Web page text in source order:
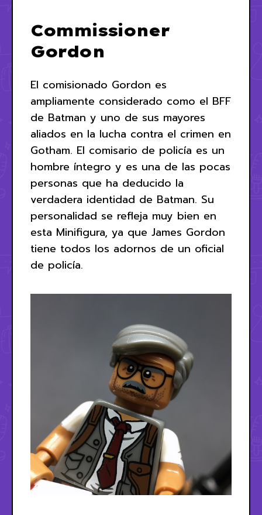
Commissioner
Gordon
El comisionado Gordon es
ampliamente considerado como el BFF
de Batman y uno de sus mayores
aliados en la lucha contra el crimen en
Gotham. El comisario de policía es un
hombre íntegro y es una de las pocas
personas que ha deducido la
verdadera identidad de Batman. Su
personalidad se refleja muy bien en
esta Minifigura, ya que James Gordon
tiene todos los adornos de un oficial
de policía.